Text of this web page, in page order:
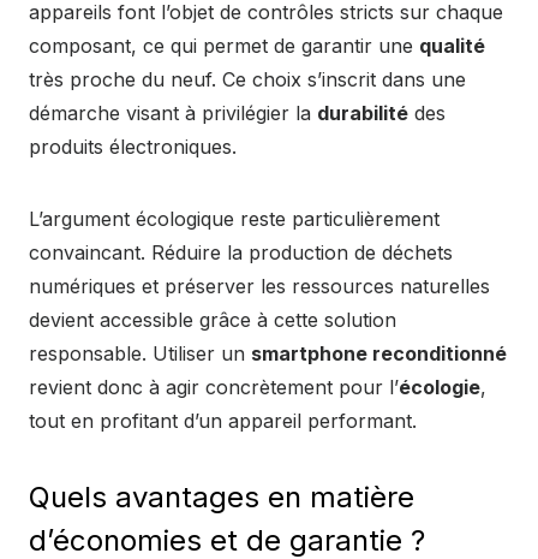
appareils font l’objet de contrôles stricts sur chaque
composant, ce qui permet de garantir une qualité
très proche du neuf. Ce choix s’inscrit dans une
démarche visant à privilégier la durabilité des
produits électroniques.
L’argument écologique reste particulièrement
convaincant. Réduire la production de déchets
numériques et préserver les ressources naturelles
devient accessible grâce à cette solution
responsable. Utiliser un smartphone reconditionné
revient donc à agir concrètement pour l’écologie,
tout en profitant d’un appareil performant.
Quels avantages en matière
d’économies et de garantie ?